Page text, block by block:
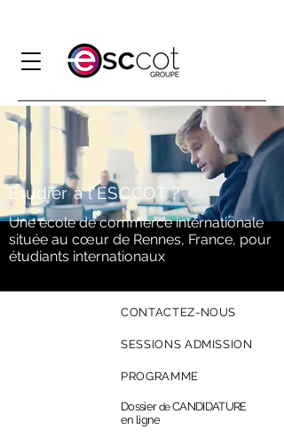
Etudierà l'ESCCOT ?
Une école de commerce internationale
située au cœur de Rennes, France, pour
étudiants internationaux
CONTACTEZ-NOUS
SESSIONS ADMISSION
PROGRAMME
DossierdeCANDIDATURE
en ligne